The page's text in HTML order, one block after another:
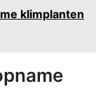
klimplanten